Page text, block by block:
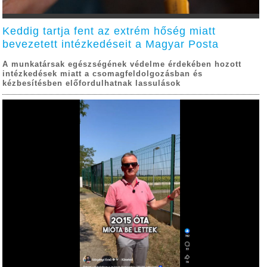
Keddig tartja fent az extrém hőség miatt
bevezetett intézkedéseit a Magyar Posta
A munkatársak egészségének védelme érdekében hozott
intézkedések miatt a csomagfeldolgozásban és
kézbesítésben előfordulhatnak lassulások